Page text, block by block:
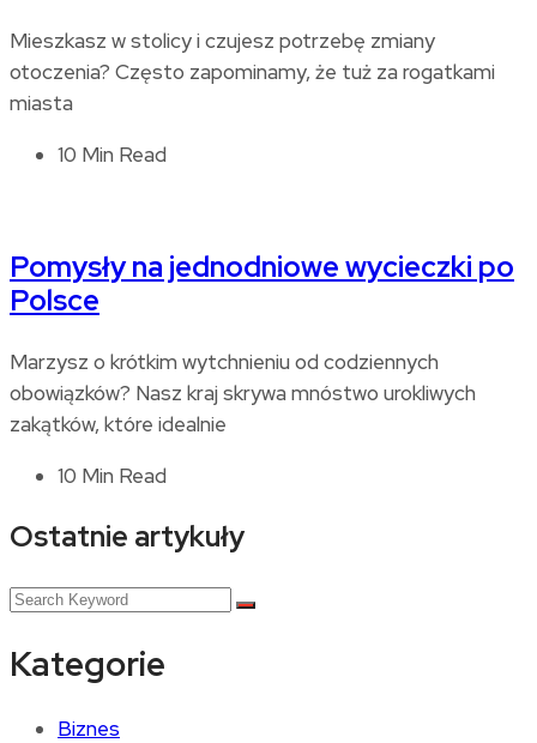
Mieszkasz w stolicy i czujesz potrzebę zmiany
otoczenia? Często zapominamy, że tuż za rogatkami
miasta
10 Min Read
Pomysły na jednodniowe wycieczki po
Polsce
Marzysz o krótkim wytchnieniu od codziennych
obowiązków? Nasz kraj skrywa mnóstwo urokliwych
zakątków, które idealnie
10 Min Read
Ostatnie artykuły
Kategorie
Biznes